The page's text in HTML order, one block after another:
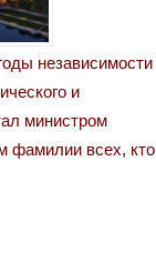
независимости
и
министром
фамилии всех, кто